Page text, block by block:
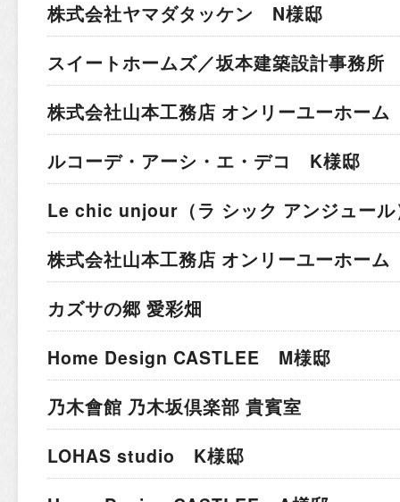
株式会社ヤマダタッケン N様邸
スイートホームズ／坂本建築設計事務
株式会社山本工務店 オンリーユーホー
ルコーデ・アーシ・エ・デコ K様邸
Le chic unjour（ラ シック アンジュール
株式会社山本工務店 オンリーユーホー
カズサの郷 愛彩畑
Home Design CASTLEE M様邸
乃木會館 乃木坂倶楽部 貴賓室
LOHAS studio K様邸